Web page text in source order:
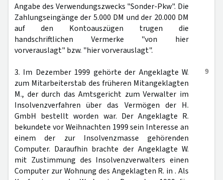
Angabe des Verwendungszwecks "Sonder-Pkw". Die
Zahlungseingänge der 5.000 DM und der 20.000 DM
auf den Kontoauszügen trugen die
handschriftlichen Vermerke "von hier
vorverauslagt" bzw. "hier vorverauslagt".
9
3. Im Dezember 1999 gehörte der Angeklagte W.
zum Mitarbeiterstab des früheren Mitangeklagten
M., der durch das Amtsgericht zum Verwalter im
Insolvenzverfahren über das Vermögen der H.
GmbH bestellt worden war. Der Angeklagte R.
bekundete vor Weihnachten 1999 sein Interesse an
einem der zur Insolvenzmasse gehörenden
Computer. Daraufhin brachte der Angeklagte W.
mit Zustimmung des Insolvenzverwalters einen
Computer zur Wohnung des Angeklagten R. in . Als